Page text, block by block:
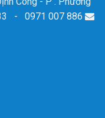
- 0971 007 886